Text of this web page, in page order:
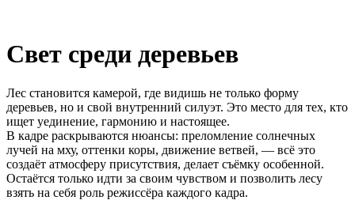
Свет среди деревьев
Лес становится камерой, где видишь не только форму
деревьев, но и свой внутренний силуэт. Это место для тех, кто
ищет уединение, гармонию и настоящее.
В кадре раскрываются нюансы: преломление солнечных
лучей на мху, оттенки коры, движение ветвей, — всё это
создаёт атмосферу присутствия, делает съёмку особенной.
Остаётся только идти за своим чувством и позволить лесу
взять на себя роль режиссёра каждого кадра.